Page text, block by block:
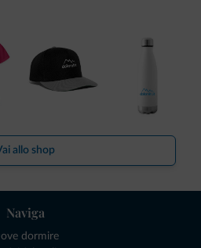
allo shop
Naviga
dormire